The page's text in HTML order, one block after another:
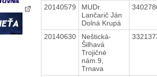
20140579
MUDr.
Lančarič Ján
Dolná Krupá
20140630
Neštická-
Šilhavá
Trojičné
nám.9,
Trnava